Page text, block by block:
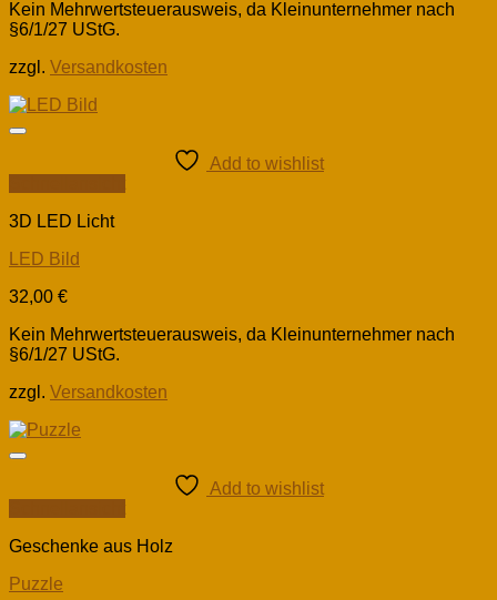
Kein Mehrwertsteuerausweis, da Kleinunternehmer nach
§6/1/27 UStG.
zzgl. Versandkosten
Add to wishlist
3D LED Licht
LED Bild
32,00 €
Kein Mehrwertsteuerausweis, da Kleinunternehmer nach
§6/1/27 UStG.
zzgl. Versandkosten
Add to wishlist
Geschenke aus Holz
Puzzle